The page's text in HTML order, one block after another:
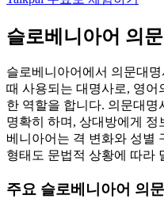
슬로베니아어 의
슬로베니아어에서 의문대명
때 사용되는 대명사로, 영어
한 역할을 합니다. 의문대
명확히 하며, 상대방에게
베니아어는 격 변화와 성별
형태도 문법적 상황에 따라
주요 슬로베니아어 의